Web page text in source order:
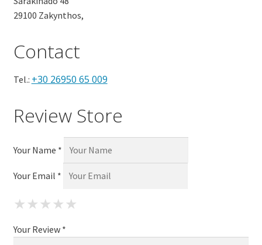
29100 Zakynthos,
Contact
Tel.: +30 26950 65 009
Review Store
Your Name *
Your Email *
★
★★
★★★
★★★★
★★★★★
Your Review *